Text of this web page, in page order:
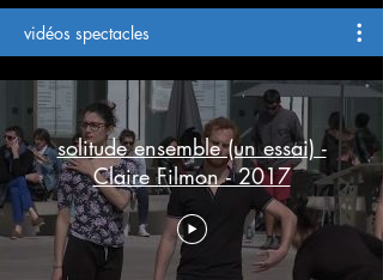
vidéos spectacles
solitude ensemble (un essai) -
Claire Filmon - 2017